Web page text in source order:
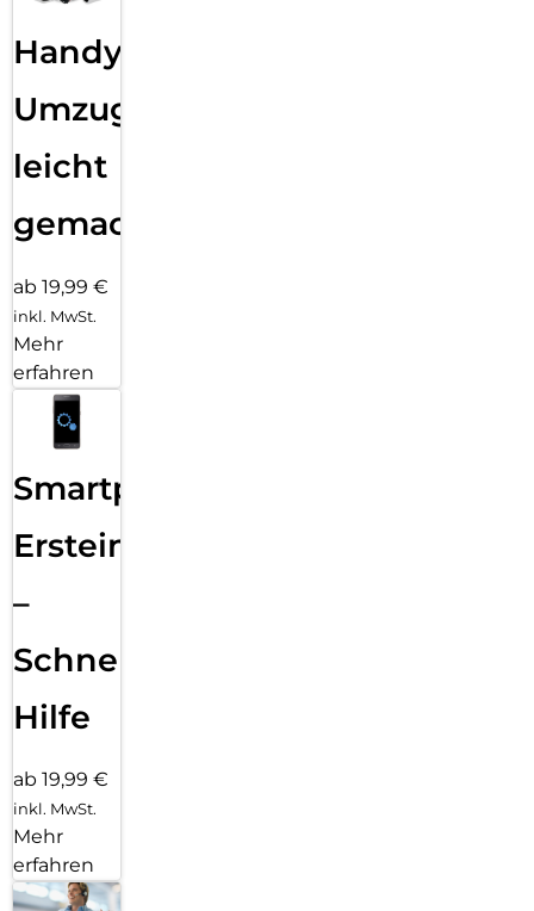
Handy
Umzug
leicht
gemacht!
ab 19,99 €
inkl. MwSt.
Mehr
erfahren
Smartphone
Ersteinrichtung
–
Schnelle
Hilfe
ab 19,99 €
inkl. MwSt.
Mehr
erfahren